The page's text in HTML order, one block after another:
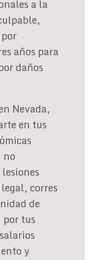
a la
años para
daños
Nevada,
en tus
no
corres
de
tus
y